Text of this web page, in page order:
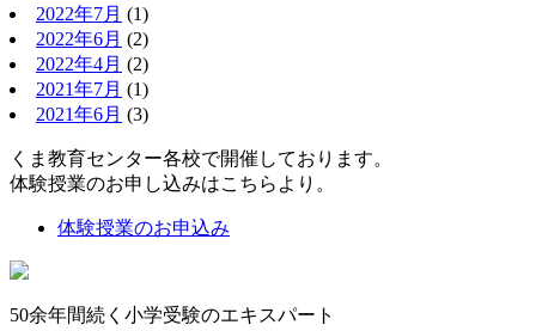
2022年7月 (1)
2022年6月 (2)
2022年4月 (2)
2021年7月 (1)
2021年6月 (3)
くま教育センター各校で開催しております。
体験授業のお申し込みはこちらより。
体験授業のお申込み
50余年間続く小学受験のエキスパート